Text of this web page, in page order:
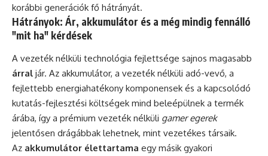
korábbi generációk fő hátrányát.
Hátrányok: Ár, akkumulátor és a még mindig fennálló
"mit ha" kérdések
A vezeték nélküli technológia fejlettsége sajnos magasabb
árral jár. Az akkumulátor, a vezeték nélküli adó-vevő, a
fejlettebb energiahatékony komponensek és a kapcsolódó
kutatás-fejlesztési költségek mind beleépülnek a termék
árába, így a prémium vezeték nélküli gamer egerek
jelentősen drágábbak lehetnek, mint vezetékes társaik.
Az akkumulátor élettartama egy másik gyakori